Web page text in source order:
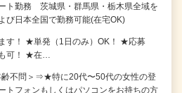
ト勤務 茨城県・群馬県・栃木県全域を
び日本全国で勤務可能(在宅OK)
す！ ★単発（1日のみ）OK！ ★応募
可！ ★在…
齢不問＞⇒★特に20代〜50代の女性の登
フォンもしくはパソコンをお持ちの方